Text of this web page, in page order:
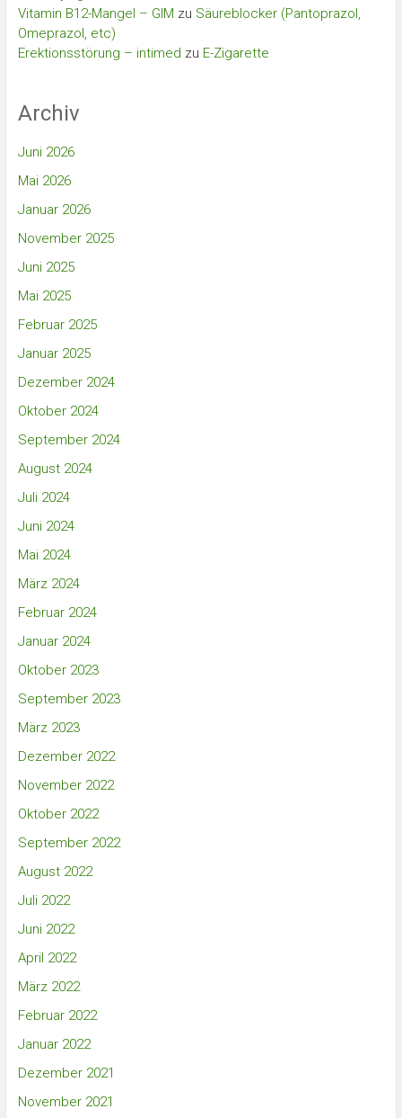
Vitamin B12-Mangel – GIM zu Säureblocker (Pantoprazol,
Omeprazol, etc)
Erektionsstörung – intimed zu E-Zigarette
Archiv
Juni 2026
Mai 2026
Januar 2026
November 2025
Juni 2025
Mai 2025
Februar 2025
Januar 2025
Dezember 2024
Oktober 2024
September 2024
August 2024
Juli 2024
Juni 2024
Mai 2024
März 2024
Februar 2024
Januar 2024
Oktober 2023
September 2023
März 2023
Dezember 2022
November 2022
Oktober 2022
September 2022
August 2022
Juli 2022
Juni 2022
April 2022
März 2022
Februar 2022
Januar 2022
Dezember 2021
November 2021